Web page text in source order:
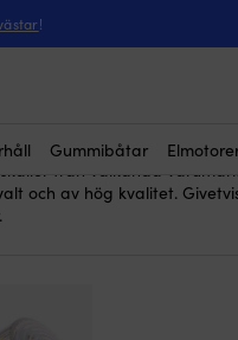
!
Gummibåtar
duljuskällortill husbilen,
och mysig. Ljus är viktigt
och middagar i
från välkända
och av hög kvalitet.